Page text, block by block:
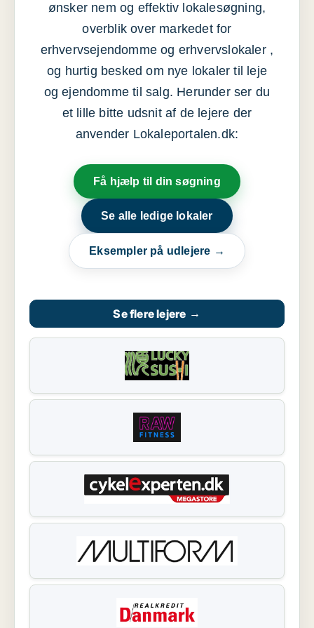
ønsker nem og effektiv lokalesøgning,
overblik over markedet for
erhvervsejendomme og erhvervslokaler ,
og hurtig besked om nye lokaler til leje
og ejendomme til salg. Herunder ser du
et lille bitte udsnit af de lejere der
anvender Lokaleportalen.dk:
Få hjælp til din søgning
Se alle ledige lokaler
Eksempler på udlejere →
Se flere lejere →